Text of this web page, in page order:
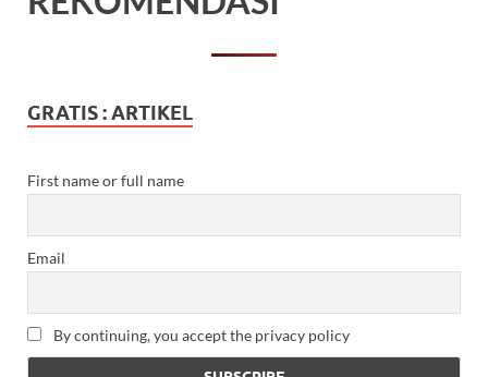
GRATIS : ARTIKEL
First name or full name
Email
By continuing, you accept the privacy policy